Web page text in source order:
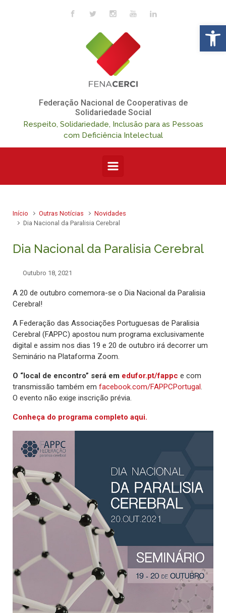
Skip to main content
Federação Nacional de Cooperativas de
Solidariedade Social
Respeito, Solidariedade, Inclusão para as Pessoas
com Deficiência Intelectual
Início Outras Notícias
Novidades
Dia Nacional da Paralisia Cerebral
Dia Nacional da Paralisia Cerebral
Outubro 18, 2021
A 20 de outubro comemora-se o Dia Nacional da Paralisia
Cerebral!
A Federação das Associações Portuguesas de Paralisia
Cerebral (FAPPC) apostou num programa exclusivamente
digital e assim nos dias 19 e 20 de outubro irá decorrer um
Seminário na Plataforma Zoom.
O “local de encontro” será em edufor.pt/fappc e com
transmissão também em facebook.com/FAPPCPortugal.
O evento não exige inscrição prévia.
Conheça do programa completo aqui.